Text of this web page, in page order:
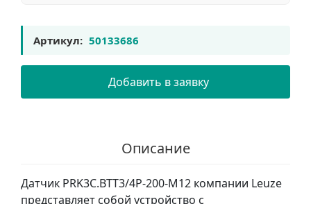
Артикул: 50133686
Добавить в заявку
Описание
Датчик PRK3C.BTT3/4P-200-M12 компании Leuze
представляет собой устройство с